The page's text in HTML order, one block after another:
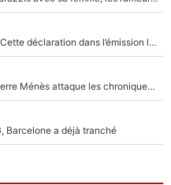
Johan Micoud quitte L’Équipe du Soir : Cette déclaration dans l’émission lui a valu un clash avec cet ancien joueur du PSG
«C’est vraiment des pauvres types» : Pierre Ménès attaque les chroniqueurs de l’After Foot… et s’en prend violemment à Walid Acherchour
Barcelone a déjà tranché